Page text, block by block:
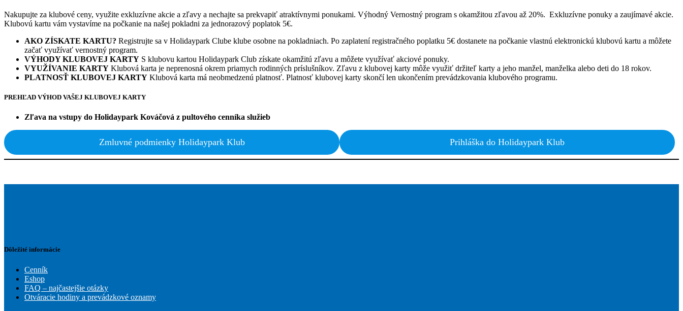
Nakupujte za klubové ceny, využite exkluzívne akcie a zľavy a nechajte sa prekvapiť atraktívnymi ponukami. Výhodný Vernostný program s okamžitou zľavou až 20%. Exkluzívne ponuky a zaujímavé akcie.
Klubovú kartu vám vystavíme na počkanie na našej pokladni za jednorazový poplatok 5€.
AKO ZÍSKATE KARTU? Registrujte sa v Holidaypark Clube klube osobne na pokladniach. Po zaplatení registračného poplatku 5€ dostanete na počkanie vlastnú elektronickú klubovú kartu a môžete
začať využívať vernostný program.
VÝHODY KLUBOVEJ KARTY S klubovu kartou Holidaypark Club získate okamžitú zľavu a môžete využívať akciové ponuky.
VYUŽÍVANIE KARTY Klubová karta je neprenosná okrem priamych rodinných príslušníkov. Zľavu z klubovej karty môže využiť držiteľ karty a jeho manžel, manželka alebo deti do 18 rokov.
PLATNOSŤ KLUBOVEJ KARTY Klubová karta má neobmedzenú platnosť. Platnosť klubovej karty skončí len ukončením prevádzkovania klubového programu.
PREHĽAD VÝHOD VAŠEJ KLUBOVEJ KARTY
Zľava na vstupy do Holidaypark Kováčová z pultového cenníka služieb
Zmluvné podmienky Holidaypark Klub Prihláška do Holidaypark Klub
Dôležité informácie
Cenník
Eshop
FAQ – najčastejšie otázky
Otváracie hodiny a prevádzkové oznamy